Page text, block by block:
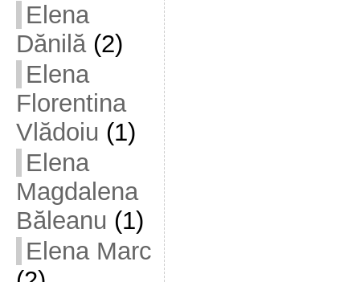
Elena
Dănilă(2)
Elena
Florentina
Vlădoiu (1)
Elena
Magdalena
Băleanu (1)
Elena Marc